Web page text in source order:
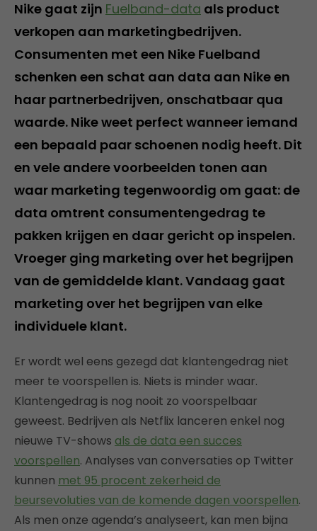
Nike gaat zijn Fuelband-data als product
verkopen aan marketingbedrijven.
Consumenten met een Nike Fuelband
schenken een schat aan data aan Nike en
haar partnerbedrijven, onschatbaar qua
waarde. Nike weet perfect wanneer iemand
een bepaald paar schoenen nodig heeft. Dit
en vele andere voorbeelden tonen aan
waar marketing tegenwoordig om gaat: de
data omtrent consumentengedrag te
pakken krijgen en daar gericht op inspelen.
Vroeger ging marketing over het begrijpen
van de gemiddelde klant. Vandaag gaat
marketing over het begrijpen van elke
individuele klant.
Er wordt wel eens gezegd dat klantengedrag niet
meer te voorspellen is. Niets is minder waar.
Klantengedrag is nog nooit zo voorspelbaar
geweest. Bedrijven als Netflix lanceren enkel nog
nieuwe TV-shows als de data een succes
voorspellen. Analyses van conversaties op Twitter
kunnen met 95 procent zekerheid de
beursevoluties van de komende dagen voorspellen.
Als men onze agenda’s analyseert, kan men bijna